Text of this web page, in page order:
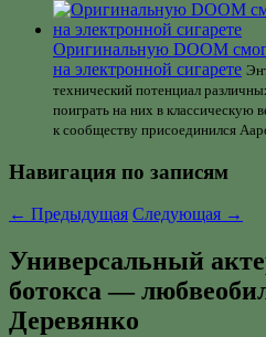
Оригинальную DOOM
на электронной сигарете
технический потенциал
поиграть на них в классическую
к сообществу присоединился
Навигация по записям
← Предыдущая Следующая →
Универсальный
ботокса —
Деревянко